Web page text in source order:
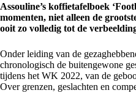
Assouline’s koffietafelboek
momenten, niet alleen de
ooit zo volledig tot de
Onder leiding van de
chronologisch de buitengewone
tijdens het WK 2022, van de
Over grenzen, geslachten en